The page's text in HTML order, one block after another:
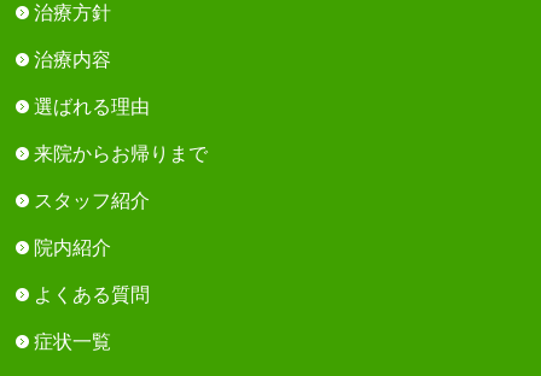
治療方針
治療内容
選ばれる理由
来院からお帰りまで
スタッフ紹介
院内紹介
よくある質問
症状一覧